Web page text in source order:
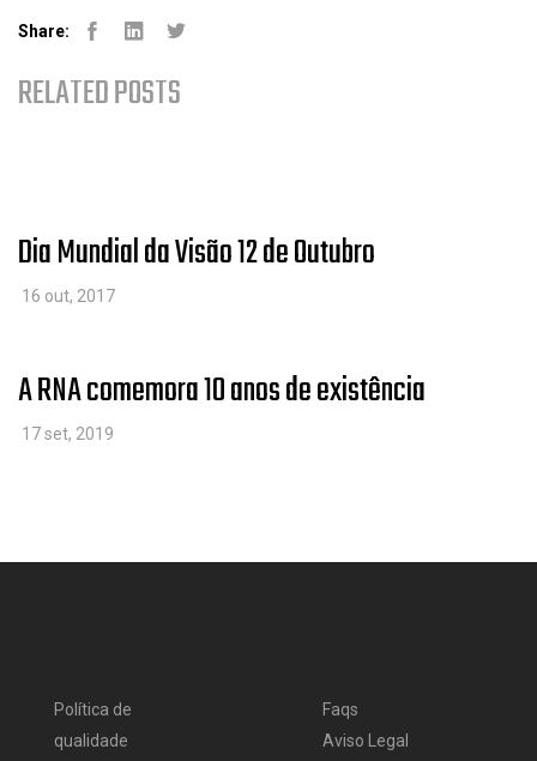
Share:
RELATED POSTS
Dia Mundial da Visão 12 de Outubro
16 out, 2017
A RNA comemora 10 anos de existência
17 set, 2019
Política de
qualidade
Faqs
Aviso Legal